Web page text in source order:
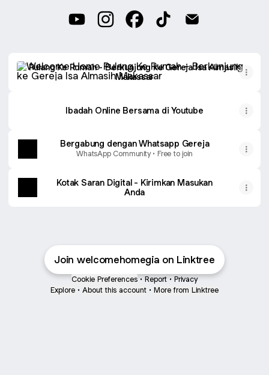
Pulang Ke Rumah - Berkunjung ke Gereja Isa Almasih
Makassar
Ibadah Online Bersama di Youtube
Bergabung dengan Whatsapp Gereja
WhatsApp Community • Free to join
Kotak Saran Digital - Kirimkan Masukan
Anda
Join welcomehomegia on Linktree
Cookie Preferences • Report • Privacy
Explore • About this account • More from Linktree